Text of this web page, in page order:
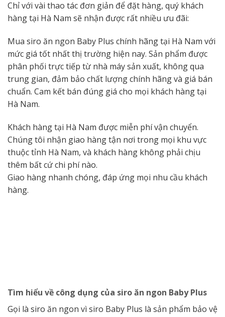
Chỉ với vài thao tác đơn giản để đặt hàng, quý khách
hàng tại Hà Nam sẽ nhận được rất nhiều ưu đãi:
Mua siro ăn ngon Baby Plus chính hãng tại Hà Nam với
mức giá tốt nhất thị trường hiện nay. Sản phẩm được
phân phối trực tiếp từ nhà máy sản xuất, không qua
trung gian, đảm bảo chất lượng chính hãng và giá bán
chuẩn. Cam kết bán đúng giá cho mọi khách hàng tại
Hà Nam.
Khách hàng tại Hà Nam được miễn phí vận chuyển.
Chúng tôi nhận giao hàng tận nơi trong mọi khu vực
thuộc tỉnh Hà Nam, và khách hàng không phải chịu
thêm bất cứ chi phí nào.
Giao hàng nhanh chóng, đáp ứng mọi nhu cầu khách
hàng.
Tìm hiểu về công dụng của siro ăn ngon Baby Plus
Gọi là siro ăn ngon vì siro Baby Plus là sản phẩm bảo vệ